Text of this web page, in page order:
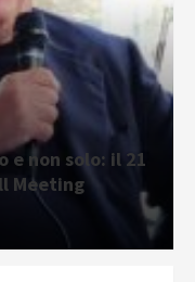
e non solo: il 21
Meeting